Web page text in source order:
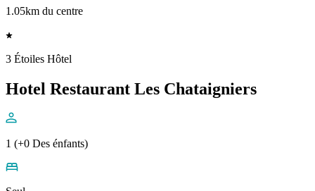
1.05km du centre
3 Étoiles Hôtel
Hotel Restaurant Les Chataigniers
1 (+0 Des énfants)